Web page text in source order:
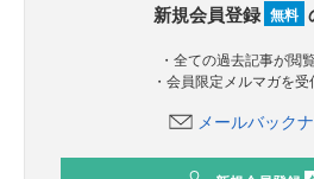
新規会員登録 無料
・全ての過去記事が閲
・会員限定メルマガを
メールバック